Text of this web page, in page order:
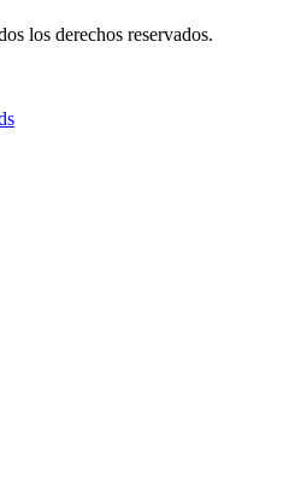
los derechos reservados.